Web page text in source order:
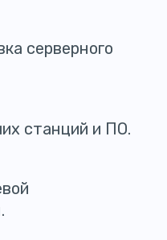
серверного
станций и ПО.